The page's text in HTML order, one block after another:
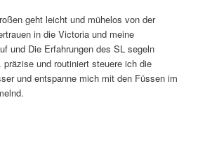
geht leicht und mühelos von der
in die Victoria und meine
und Die Erfahrungen des SL segeln
und routiniert steuere ich die
und entspanne mich mit den Füssen im